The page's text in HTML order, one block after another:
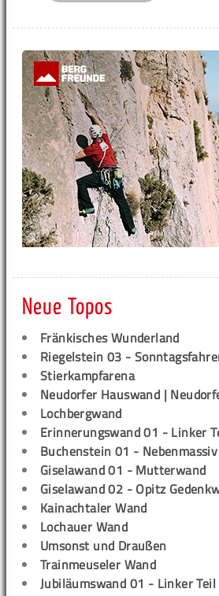
Neue Topos
Fränkisches Wunderland
Riegelstein 03 -
Stierkampfarena
Neudorfer Hauswand |
Lochbergwand
Erinnerungswand 01 - Linker
Buchenstein 01 -
Giselawand 01 - Mutterwand
Giselawand 02 - Opitz
Kainachtaler Wand
Lochauer Wand
Umsonst und Draußen
Trainmeuseler Wand
Jubiläumswand 01 - Linker Teil